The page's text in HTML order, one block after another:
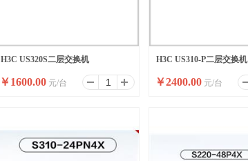
H3C US320S二层交换机
￥1600.00 元/台
H3C US310-P二层交换机
￥2400.00 元/台